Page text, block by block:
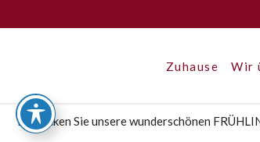
Zuhause Wir
Entdecken Sie unsere wunderschönen